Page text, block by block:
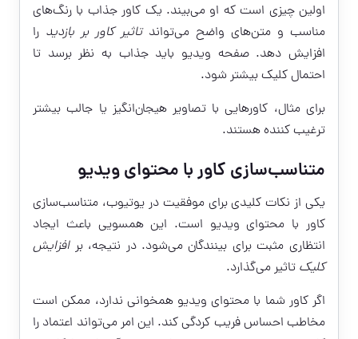
اولین چیزی است که او می‌بیند. یک کاور جذاب با رنگ‌های
مناسب و متن‌های واضح می‌تواندتاثیر کاور بر بازدید را
افزایش دهد. صفحه ویدیو باید جذاب به نظر برسد تا
احتمال کلیک بیشتر شود.
برای مثال، کاورهایی با تصاویر هیجان‌انگیز یا جالب بیشتر
ترغیب کننده هستند.
متناسب‌سازی کاور با محتوای ویدیو
یکی از نکات کلیدی برای موفقیت در یوتیوب، متناسب‌سازی
کاور با محتوای ویدیو است. این همسویی باعث ایجاد
انتظاری مثبت برای بینندگان می‌شود. در نتیجه، برافزایش
کلیک تاثیر می‌گذارد.
اگر کاور شما با محتوای ویدیو همخوانی ندارد، ممکن است
مخاطب احساس فریب کردگی کند. این امر می‌تواند اعتماد را